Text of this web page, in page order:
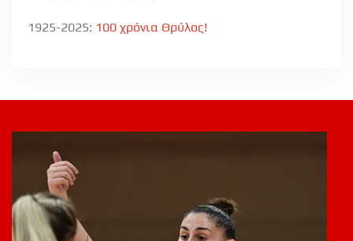
1925-2025: 100 χρόνια Θρύλος!